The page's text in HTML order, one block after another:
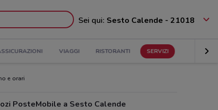
Sei qui: Sesto Calende - 21018
VIAGGI RISTORANTI SERVIZI
e orari
PosteMobile a Sesto Calende